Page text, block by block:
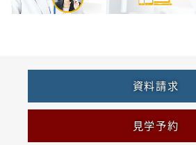
資料請求
見学予約